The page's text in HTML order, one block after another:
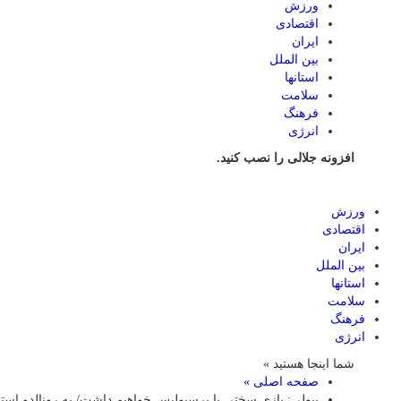
ورزش
اقتصادی
ایران
بین الملل
استانها
سلامت
فرهنگ
انرژی
افزونه جلالی را نصب کنید.
ورزش
اقتصادی
ایران
بین الملل
استانها
سلامت
فرهنگ
انرژی
شما اینجا هستید »
صفحه اصلی »